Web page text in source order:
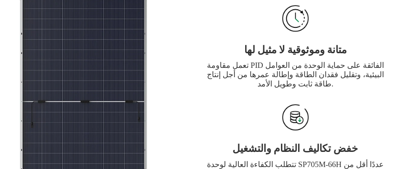
متانة وموثوقية لا مثيل لها
تعمل مقاومة PID الفائقة على حماية الوحدة من العوامل
البيئية، وتقليل فقدان الطاقة وإطالة عمرها من أجل إنتاج
طاقة ثابت وطويل الأمد.
خفض تكاليف النظام والتشغيل
تتطلب الكفاءة العالية لوحدة SP705M-66H عددًا أقل من